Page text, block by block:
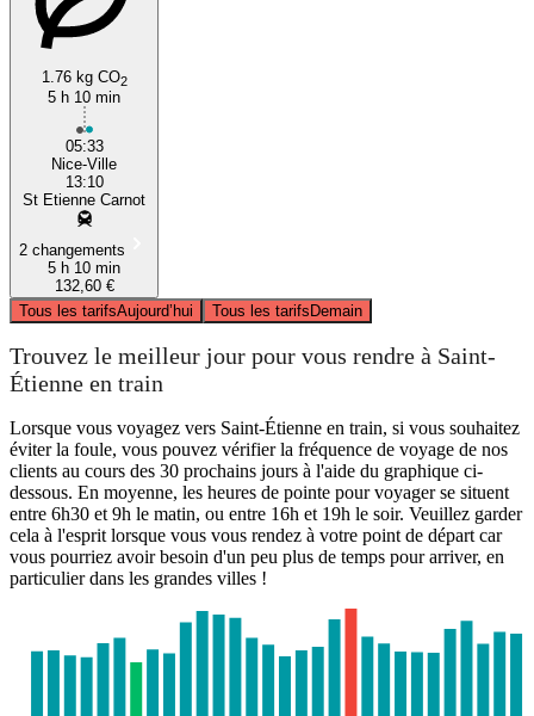
1.76 kg CO2
5 h 10 min
05:33
Nice-Ville
13:10
St Etienne Carnot
2 changements
5 h 10 min
132,60 €
Tous les tarifsAujourd’hui Tous les tarifsDemain
Trouvez le meilleur jour pour vous rendre à Saint-
Étienne en train
Lorsque vous voyagez vers Saint-Étienne en train, si vous souhaitez
éviter la foule, vous pouvez vérifier la fréquence de voyage de nos
clients au cours des 30 prochains jours à l'aide du graphique ci-
dessous. En moyenne, les heures de pointe pour voyager se situent
entre 6h30 et 9h le matin, ou entre 16h et 19h le soir. Veuillez garder
cela à l'esprit lorsque vous vous rendez à votre point de départ car
vous pourriez avoir besoin d'un peu plus de temps pour arriver, en
particulier dans les grandes villes !